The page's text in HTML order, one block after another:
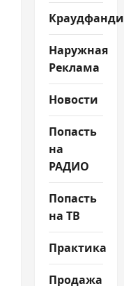
Наружная
Реклама
Новости
Попасть
на
РАДИО
Попасть
на ТВ
Практика
Продажа